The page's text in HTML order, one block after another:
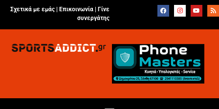
Σχετικά με εμάς | Επικοινωνία
Γίνε
συνεργάτης